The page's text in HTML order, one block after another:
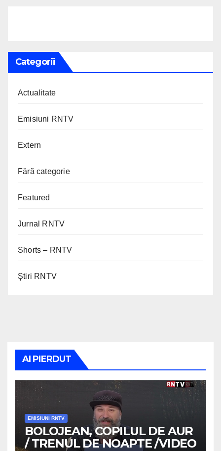
Categorii
Actualitate
Emisiuni RNTV
Extern
Fără categorie
Featured
Jurnal RNTV
Shorts – RNTV
Ştiri RNTV
AI PIERDUT
EMISIUNI RNTV
BOLOJEAN, COPILUL DE AUR
/ TRENUL DE NOAPTE /VIDEO